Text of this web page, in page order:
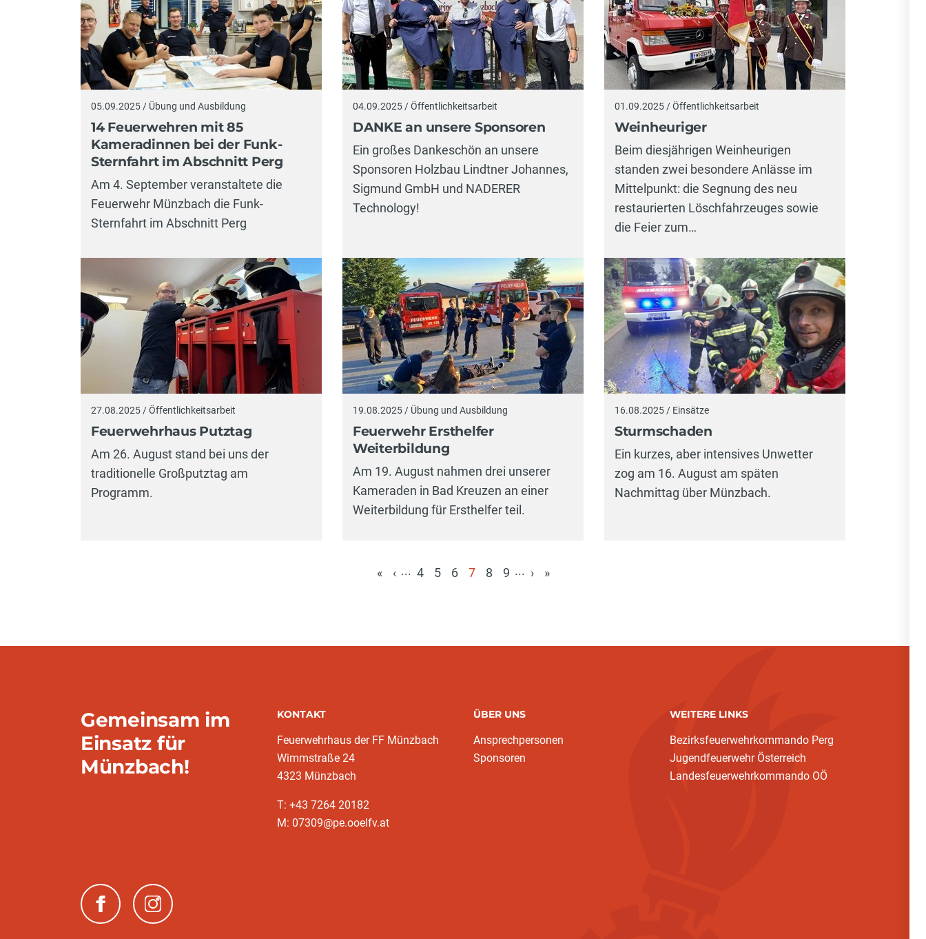
05.09.2025 / Übung und Ausbildung
14 Feuerwehren mit 85
Kameradinnen bei der Funk-
Sternfahrt im Abschnitt Perg
Am 4. September veranstaltete die
Feuerwehr Münzbach die Funk-
Sternfahrt im Abschnitt Perg
04.09.2025 / Öffentlichkeitsarbeit
DANKE an unsere Sponsoren
Ein großes Dankeschön an unsere
Sponsoren Holzbau Lindtner Johannes,
Sigmund GmbH und NADERER
Technology!
01.09.2025 / Öffentlichkeitsarbeit
Weinheuriger
Beim diesjährigen Weinheurigen
standen zwei besondere Anlässe im
Mittelpunkt: die Segnung des neu
restaurierten Löschfahrzeuges sowie
die Feier zum…
27.08.2025 / Öffentlichkeitsarbeit
Feuerwehrhaus Putztag
Am 26. August stand bei uns der
traditionelle Großputztag am
Programm.
19.08.2025 / Übung und Ausbildung
Feuerwehr Ersthelfer
Weiterbildung
Am 19. August nahmen drei unserer
Kameraden in Bad Kreuzen an einer
Weiterbildung für Ersthelfer teil.
16.08.2025 / Einsätze
Sturmschaden
Ein kurzes, aber intensives Unwetter
zog am 16. August am späten
Nachmittag über Münzbach.
« ‹ ... 4 5 6
7
8 9 ... › »
Gemeinsam im
Einsatz für
Münzbach!
KONTAKT
Feuerwehrhaus der FF Münzbach
Wimmstraße 24
4323 Münzbach
T: +43 7264 20182
M: 07309@pe.ooelfv.at
ÜBER UNS
Ansprechpersonen
Sponsoren
WEITERE LINKS
Bezirksfeuerwehrkommando Perg
Jugendfeuerwehr Österreich
Landesfeuerwehrkommando OÖ
(neues Fenster)(neues Fenster)